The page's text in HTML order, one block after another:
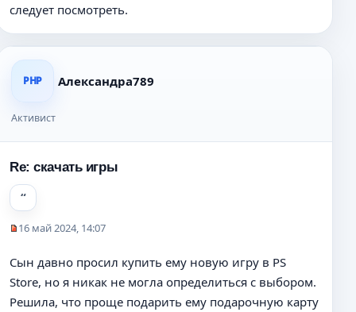
н
о
е
с
о
щ
и
е
следует посмотреть.
PHP Александра789
Активист
Re: скачать игры
п
р
о
16 май 2024, 14:07
Сын давно просил купить ему новую игру в PS
Store, но я никак не могла определиться с выбором.
Решила, что проще подарить ему подарочную карту